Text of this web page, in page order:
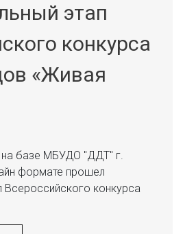
этап
конкурса
«Живая
на базе МБУДО "ДДТ" г.
формате прошел
Всероссийского конкурса